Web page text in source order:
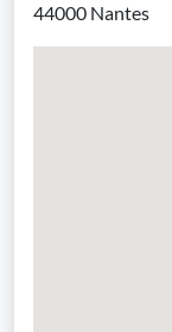
44000 Nantes